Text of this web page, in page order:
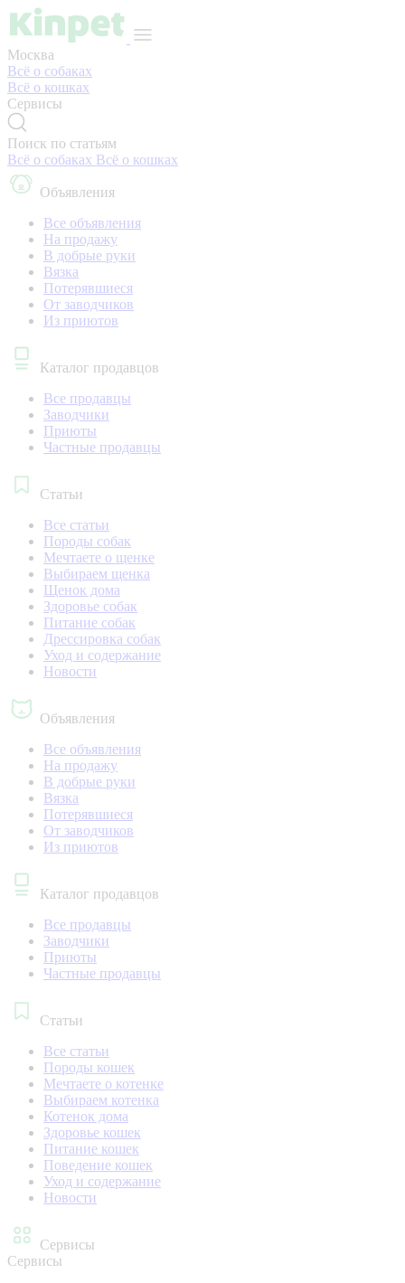
Москва
Всё о собаках
Всё о кошках
Сервисы
Поиск по статьям
Всё о собаках Всё о кошках
Объявления
Все объявления
На продажу
В добрые руки
Вязка
Потерявшиеся
От заводчиков
Из приютов
Каталог продавцов
Все продавцы
Заводчики
Приюты
Частные продавцы
Статьи
Все статьи
Породы собак
Мечтаете о щенке
Выбираем щенка
Щенок дома
Здоровье собак
Питание собак
Дрессировка собак
Уход и содержание
Новости
Объявления
Все объявления
На продажу
В добрые руки
Вязка
Потерявшиеся
От заводчиков
Из приютов
Каталог продавцов
Все продавцы
Заводчики
Приюты
Частные продавцы
Статьи
Все статьи
Породы кошек
Мечтаете о котенке
Выбираем котенка
Котенок дома
Здоровье кошек
Питание кошек
Поведение кошек
Уход и содержание
Новости
Сервисы
Сервисы